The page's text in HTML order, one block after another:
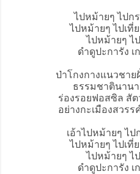
ไปหม้ายๆ ไปก
ไปหม้ายๆ ไปเที่
ไปหม้ายๆ ไ
ดำดูปะการัง
ป่าโกงกางแนวชาย
ธรรมชาตินานา
ร่องรอยฟอสซิล สั
อย่างกะเมืองสวร
เอ้าไปหม้ายๆ ไ
ไปหม้ายๆ ไปเที่
ไปหม้ายๆ ไ
ดำดูปะการัง